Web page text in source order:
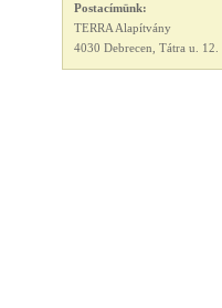
Postacímünk:
TERRA Alapítvány
4030 Debrecen, Tátra u. 12.